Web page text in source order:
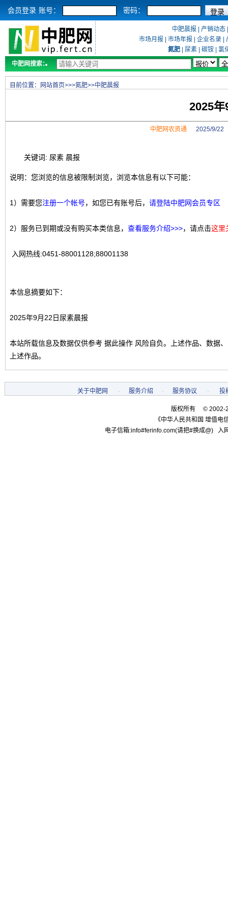
会员登录 账号： 密码：
中肥晨报 产销动态
市场月报
市场年报 企业名录
氮肥
尿素 碳铵
氯
中肥网搜索：
目前位置： 网站首页>>>氮肥>>中肥晨报
2025
中肥网农资通 2025/9/22
关键词: 尿素 晨报
说明：您浏览的信息被限制浏览，浏览本信息有以下可能：
1）需要您注册一个帐号，如您已有账号后， 请登陆中肥网会员专区
2）服务已到期或没有购买本类信息， 查看服务介绍>>>，请点击这里
入网热线:0451-88001128;88001138
本信息摘要如下：
2025年9月22日尿素晨报
本站所载信息及数据仅供参考 据此操作 风险自负。上述作品、数据
上述作品。
关于中肥网 - 服务介绍 - 服务协议 - 投
版权所有 © 2002-
《中华人民共和国 增值电
电子信箱:info#ferinfo.com(请把#换成@)